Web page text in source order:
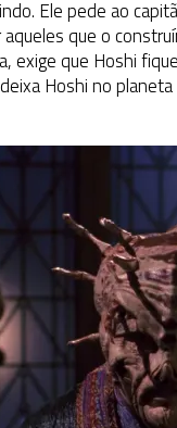
Ele pede ao
que o
exige que Hoshi
Hoshi no